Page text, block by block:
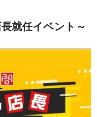
就任イベント～